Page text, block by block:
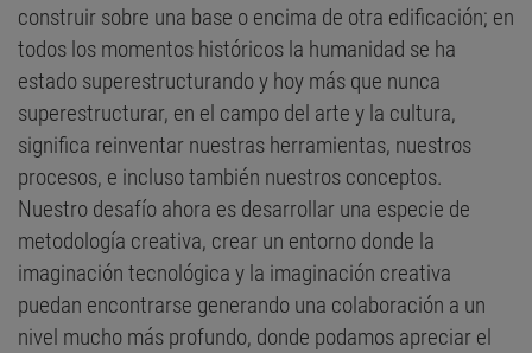
construir sobre una base o encima de otra edificación; en
todos los momentos históricos la humanidad se ha
estado superestructurando y hoy más que nunca
superestructurar, en el campo del arte y la cultura,
significa reinventar nuestras herramientas, nuestros
procesos, e incluso también nuestros conceptos.
Nuestro desafío ahora es desarrollar una especie de
metodología creativa, crear un entorno donde la
imaginación tecnológica y la imaginación creativa
puedan encontrarse generando una colaboración a un
nivel mucho más profundo, donde podamos apreciar el